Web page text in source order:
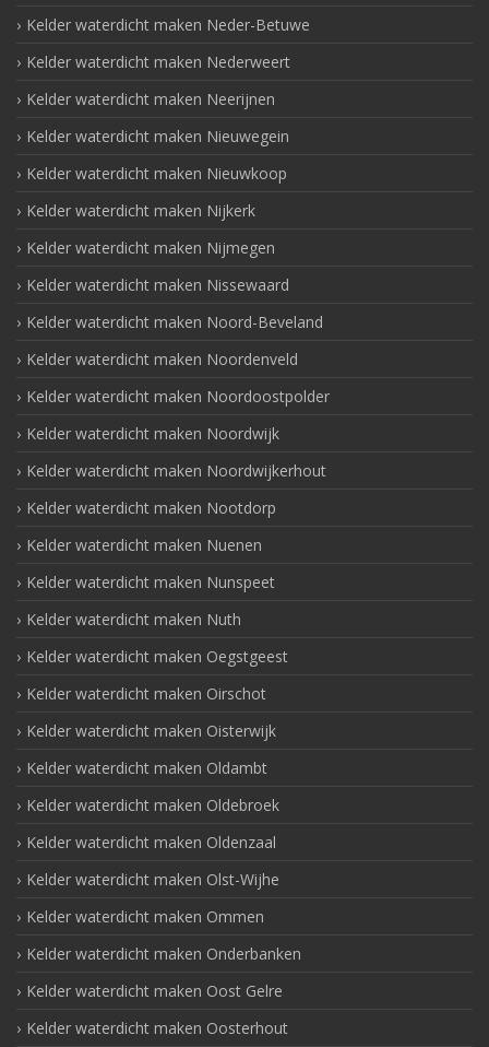
Kelder waterdicht maken Neder-Betuwe
Kelder waterdicht maken Nederweert
Kelder waterdicht maken Neerijnen
Kelder waterdicht maken Nieuwegein
Kelder waterdicht maken Nieuwkoop
Kelder waterdicht maken Nijkerk
Kelder waterdicht maken Nijmegen
Kelder waterdicht maken Nissewaard
Kelder waterdicht maken Noord-Beveland
Kelder waterdicht maken Noordenveld
Kelder waterdicht maken Noordoostpolder
Kelder waterdicht maken Noordwijk
Kelder waterdicht maken Noordwijkerhout
Kelder waterdicht maken Nootdorp
Kelder waterdicht maken Nuenen
Kelder waterdicht maken Nunspeet
Kelder waterdicht maken Nuth
Kelder waterdicht maken Oegstgeest
Kelder waterdicht maken Oirschot
Kelder waterdicht maken Oisterwijk
Kelder waterdicht maken Oldambt
Kelder waterdicht maken Oldebroek
Kelder waterdicht maken Oldenzaal
Kelder waterdicht maken Olst-Wijhe
Kelder waterdicht maken Ommen
Kelder waterdicht maken Onderbanken
Kelder waterdicht maken Oost Gelre
Kelder waterdicht maken Oosterhout